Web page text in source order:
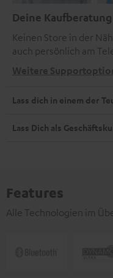
Deine Kaufberatung
Keinen Store in der
auch persönlich am
Weitere
Lass dich in einem der
Lass Dich als
Features
Alle Technologien im